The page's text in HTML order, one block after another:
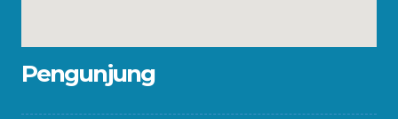
Pengunjung